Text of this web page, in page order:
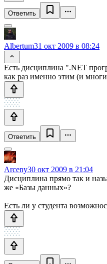
Ответить
Albertum31 окт 2009 в 08:24
Есть дисциплина ".NET
как раз именно этим (и
Ответить
Arceny30 окт 2009 в 21:04
Дисциплина прямо так и
же «Базы данных»?
Есть ли у студента